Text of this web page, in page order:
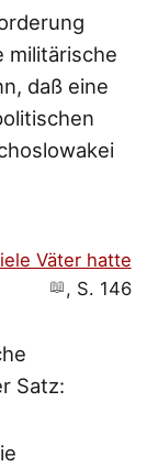
militärische
daß eine
Väter hatte
, S. 146
Satz: